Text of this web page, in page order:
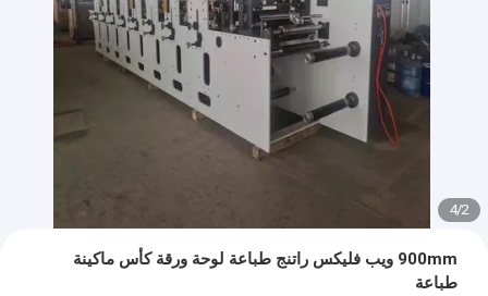
2
/
4
900mm ويب فليكس راتنج طباعة لوحة ورقة كأس ماكينة
طباعة